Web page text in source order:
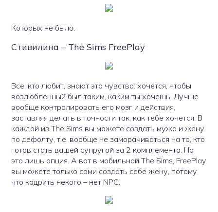
Которых не было.
Стивилина – The Sims FreePlay
Все, кто любит, знают это чувство: хочется, чтобы
возлюбленный был таким, каким ты хочешь. Лучше
вообще контролировать его мозг и действия,
заставляя делать в точности так, как тебе хочется. В
каждой из The Sims вы можете создать мужа и жену
по дефолту, т.е. вообще не заморачиваться на то, кто
готов стать вашей супругой за 2 комплемента. Но
это лишь опция. А вот в мобильной The Sims, FreePlay,
вы можете только сами создать себе жену, потому
что кадрить некого – нет NPC.